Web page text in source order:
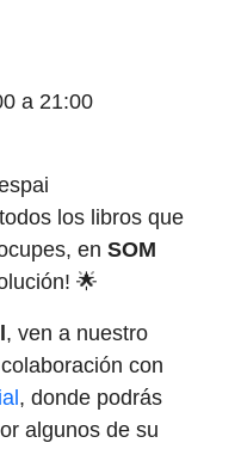
a 21:00
los libros que
en SOM
🌟
, ven a nuestro
con
, donde podrás
algunos de su